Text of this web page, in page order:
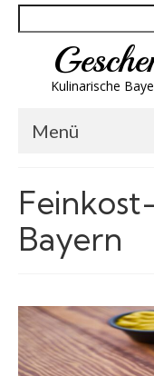
Suchen
Kulinarische
Menü
Brotzeit & Genuss
Spirituosen
Wandern
Wellness
Bayern